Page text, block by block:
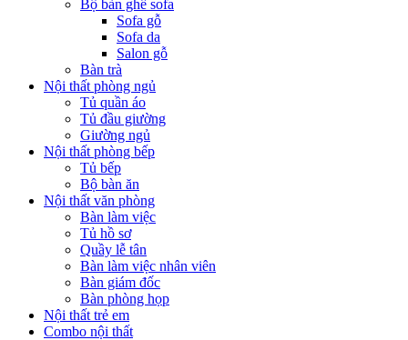
Bộ bàn ghế sofa
Sofa gỗ
Sofa da
Salon gỗ
Bàn trà
Nội thất phòng ngủ
Tủ quần áo
Tủ đầu giường
Giường ngủ
Nội thất phòng bếp
Tủ bếp
Bộ bàn ăn
Nội thất văn phòng
Bàn làm việc
Tủ hồ sơ
Quầy lễ tân
Bàn làm việc nhân viên
Bàn giám đốc
Bàn phòng họp
Nội thất trẻ em
Combo nội thất